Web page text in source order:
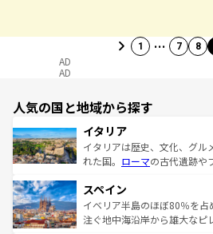
1 … 7 8
AD
AD
人気の国と地域から探す
イタリア
イタリアは歴史、文化、グル
れた国。 ローマの古代遺跡や
ろん、トスカーナの美しい田
景など、自然景観も見逃せな
ピザやパスタなど、絶品のイ
スペイン
イベリア半島のほぼ80％を
注ぐ地中海沿岸から雄大なピ